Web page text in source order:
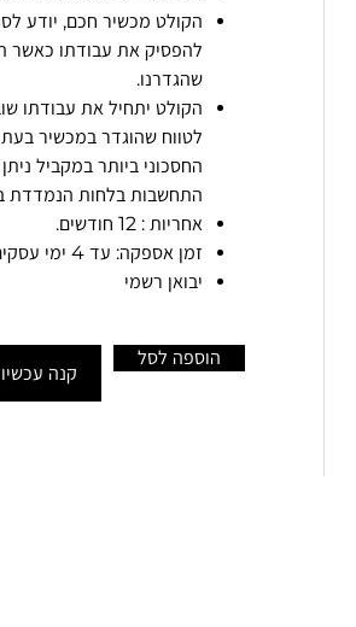
הקולט מכשיר חכם, יודע
להפסיק את עבודתו כאשר
שהגדרנו.
הקולט יתחיל את עבודתו
לטווח שהוגדר במכשיר
החסכוני ביותר במקביל
התחשבות בלחות הנמדדת
אחריות : 12 חודשים.
זמן אספקה: עד 4 ימי עסקים
יבואן רשמי
הוספה לסל
קנה עכשיו